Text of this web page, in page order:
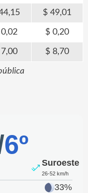
49,01
0,02 0,20
7,00 8,70
6º
Suroeste
26-52 km/h
33%